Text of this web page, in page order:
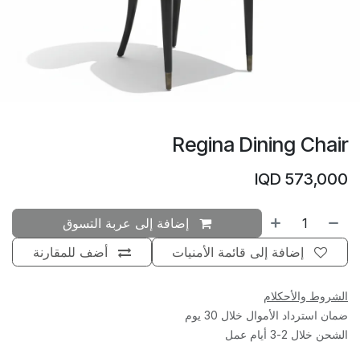
Regina Dining Chair
573,000
إضافة إلى عربة التسوق
أضف للمقارنة
إضافة إلى قائمة الأمنيات
الشروط والأحكلام
ضمان استرداد الأموال خلال 30 يوم
الشحن خلال 2-3 أيام عمل